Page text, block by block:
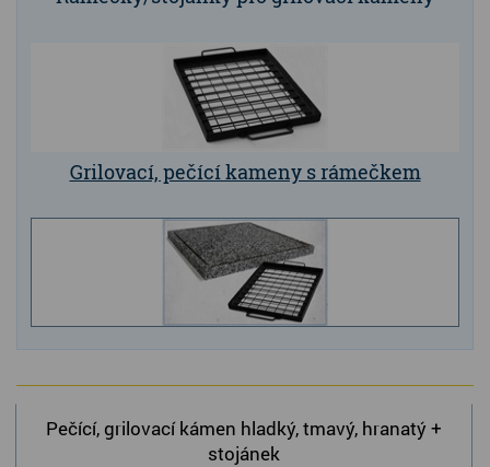
Grilovací, pečící kameny s rámečkem
Pečící, grilovací kámen hladký, tmavý, hranatý +
stojánek